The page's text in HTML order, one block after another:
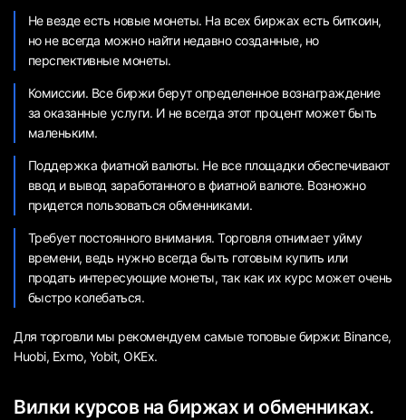
Не везде есть новые монеты. На всех биржах есть биткоин,
но не всегда можно найти недавно созданные, но
перспективные монеты.
Комиссии. Все биржи берут определенное вознаграждение
за оказанные услуги. И не всегда этот процент может быть
маленьким.
Поддержка фиатной валюты. Не все площадки обеспечивают
ввод и вывод заработанного в фиатной валюте. Возножно
придется пользоваться обменниками.
Требует постоянного внимания. Торговля отнимает уйму
времени, ведь нужно всегда быть готовым купить или
продать интересующие монеты, так как их курс может очень
быстро колебаться.
Для торговли мы рекомендуем самые топовые биржи: Binance,
Huobi, Exmo, Yobit, OKEx.
Вилки курсов на биржах и обменниках.